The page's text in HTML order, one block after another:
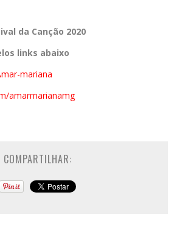
da Canção 2020
links abaixo
mariana
amarmarianamg
COMPARTILHAR: